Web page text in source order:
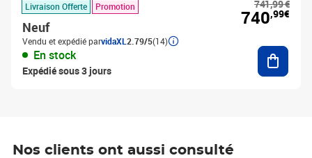
Livraison Offerte Promotion
Neuf
Vendu et expédié parvidaXL 2.79/5(14)
En stock
Expédié sous 3 jours
741,99 €
740,99€
Nos clients ont aussi consulté